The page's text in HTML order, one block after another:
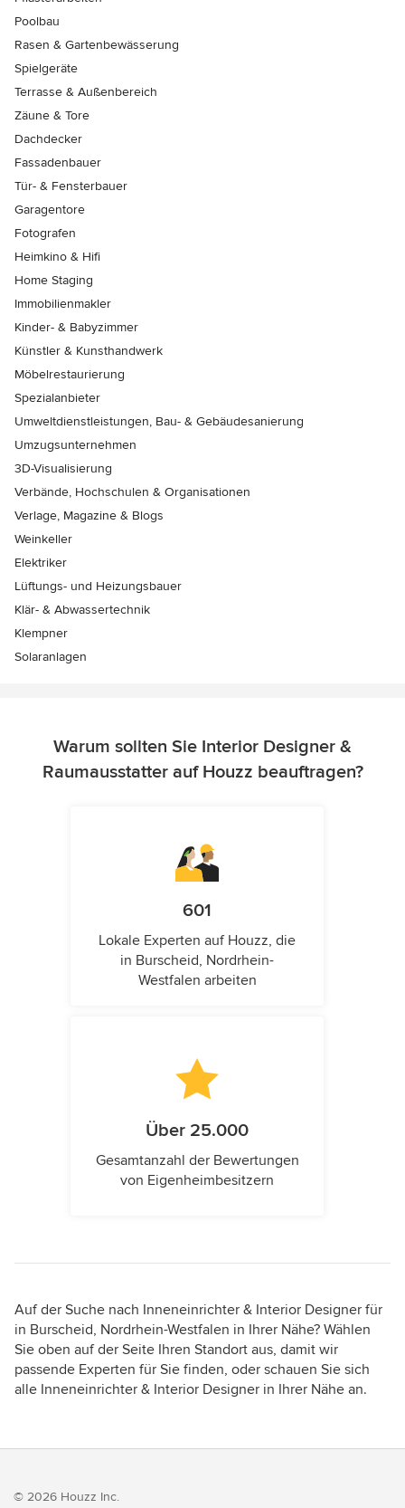
Poolbau
Rasen & Gartenbewässerung
Spielgeräte
Terrasse & Außenbereich
Zäune & Tore
Dachdecker
Fassadenbauer
Tür- & Fensterbauer
Garagentore
Fotografen
Heimkino & Hifi
Home Staging
Immobilienmakler
Kinder- & Babyzimmer
Künstler & Kunsthandwerk
Möbelrestaurierung
Spezialanbieter
Umweltdienstleistungen, Bau- & Gebäudesanierung
Umzugsunternehmen
3D-Visualisierung
Verbände, Hochschulen & Organisationen
Verlage, Magazine & Blogs
Weinkeller
Elektriker
Lüftungs- und Heizungsbauer
Klär- & Abwassertechnik
Klempner
Solaranlagen
Warum sollten Sie Interior Designer &
Raumausstatter auf Houzz beauftragen?
601
Lokale Experten auf Houzz, die
in Burscheid, Nordrhein-
Westfalen arbeiten
Über 25.000
Gesamtanzahl der Bewertungen
von Eigenheimbesitzern
Auf der Suche nach Inneneinrichter & Interior Designer für
in Burscheid, Nordrhein-Westfalen in Ihrer Nähe? Wählen
Sie oben auf der Seite Ihren Standort aus, damit wir
passende Experten für Sie finden, oder schauen Sie sich
alle Inneneinrichter & Interior Designer in Ihrer Nähe an.
© 2026 Houzz Inc.